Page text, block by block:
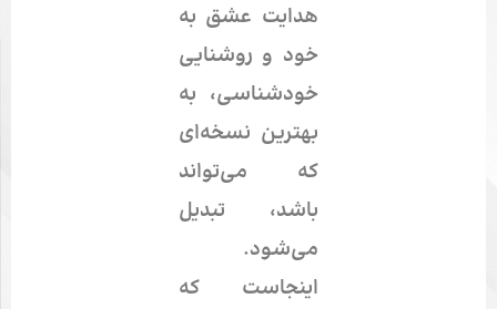
هدایت عشق به
خود و روشنایی
خودشناسی، به
بهترین نسخه‌ای
که می‌تواند
باشد، تبدیل
می‌شود.
اینجاست که